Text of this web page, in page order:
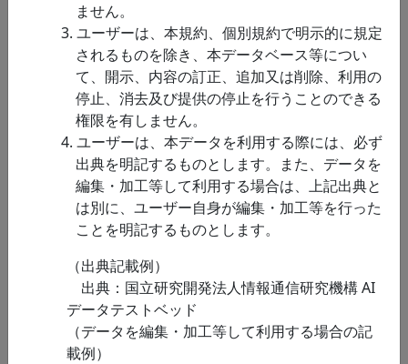
Def Muscle形式
の筋骨格形状デー
脳情報通信融合研究センター
で開発しているデフォーマブ
ル筋骨格モデル（Def
Muscle）の筋形状は、
BodyParts3D（Copyright🄫
2008 ライフサイエンス統合デ
ータベースセンター…
MP2RAGE脳構
造計測データ
７テスラMRIで撮像した高解
像度脳構造画像データです。
MP2RAGEシーケンスにより撮
髄液の構造分離する際に使用
されるT1強調画像、T1画像が
含まれています。詳細は下記
ません。
3. ユーザーは、本規約、個別規約で明示的に規定
されるものを除き、本データベース等につい
て、開示、内容の訂正、追加又は削除、利用の
停止、消去及び提供の停止を行うことのできる
権限を有しません。
4. ユーザーは、本データを利用する際には、必ず
出典を明記するものとします。また、データを
編集・加工等して利用する場合は、上記出典と
は別に、ユーザー自身が編集・加工等を行った
ことを明記するものとします。
（出典記載例）
出典：国立研究開発法人情報通信研究機構 AI
データテストベッド
（データを編集・加工等して利用する場合の記
載例）